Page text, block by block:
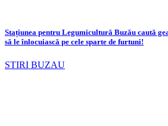
Stațiunea pentru Legumicultură Buzău caută
să le înlocuiască pe cele sparte de furtuni!
STIRI BUZAU